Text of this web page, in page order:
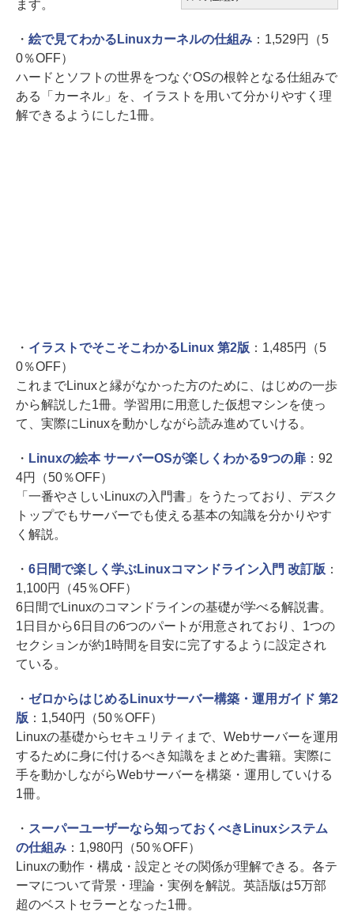
ます。
・ 絵で見てわかるLinuxカーネルの仕組み：1,529円（5
0％OFF）
ハードとソフトの世界をつなぐOSの根幹となる仕組みで
ある「カーネル」を、イラストを用いて分かりやすく理
解できるようにした1冊。
・ イラストでそこそこわかるLinux 第2版 ：1,485円（5
0％OFF）
これまでLinuxと縁がなかった方のために、はじめの一歩
から解説した1冊。学習用に用意した仮想マシンを使っ
て、実際にLinuxを動かしながら読み進めていける。
・ Linuxの絵本 サーバーOSが楽しくわかる9つの扉：92
4円（50％OFF）
「一番やさしいLinuxの入門書」をうたっており、デスク
トップでもサーバーでも使える基本の知識を分かりやす
く解説。
・ 6日間で楽しく学ぶLinuxコマンドライン入門 改訂版 ：
1,100円（45％OFF）
6日間でLinuxのコマンドラインの基礎が学べる解説書。
1日目から6日目の6つのパートが用意されており、1つの
セクションが約1時間を目安に完了するように設定され
ている。
・ ゼロからはじめるLinuxサーバー構築・運用ガイド 第2
版 ：1,540円（50％OFF）
Linuxの基礎からセキュリティまで、Webサーバーを運用
するために身に付けるべき知識をまとめた書籍。実際に
手を動かしながらWebサーバーを構築・運用していける
1冊。
・ スーパーユーザーなら知っておくべきLinuxシステム
の仕組み：1,980円（50％OFF）
Linuxの動作・構成・設定とその関係が理解できる。各テ
ーマについて背景・理論・実例を解説。英語版は5万部
超のベストセラーとなった1冊。